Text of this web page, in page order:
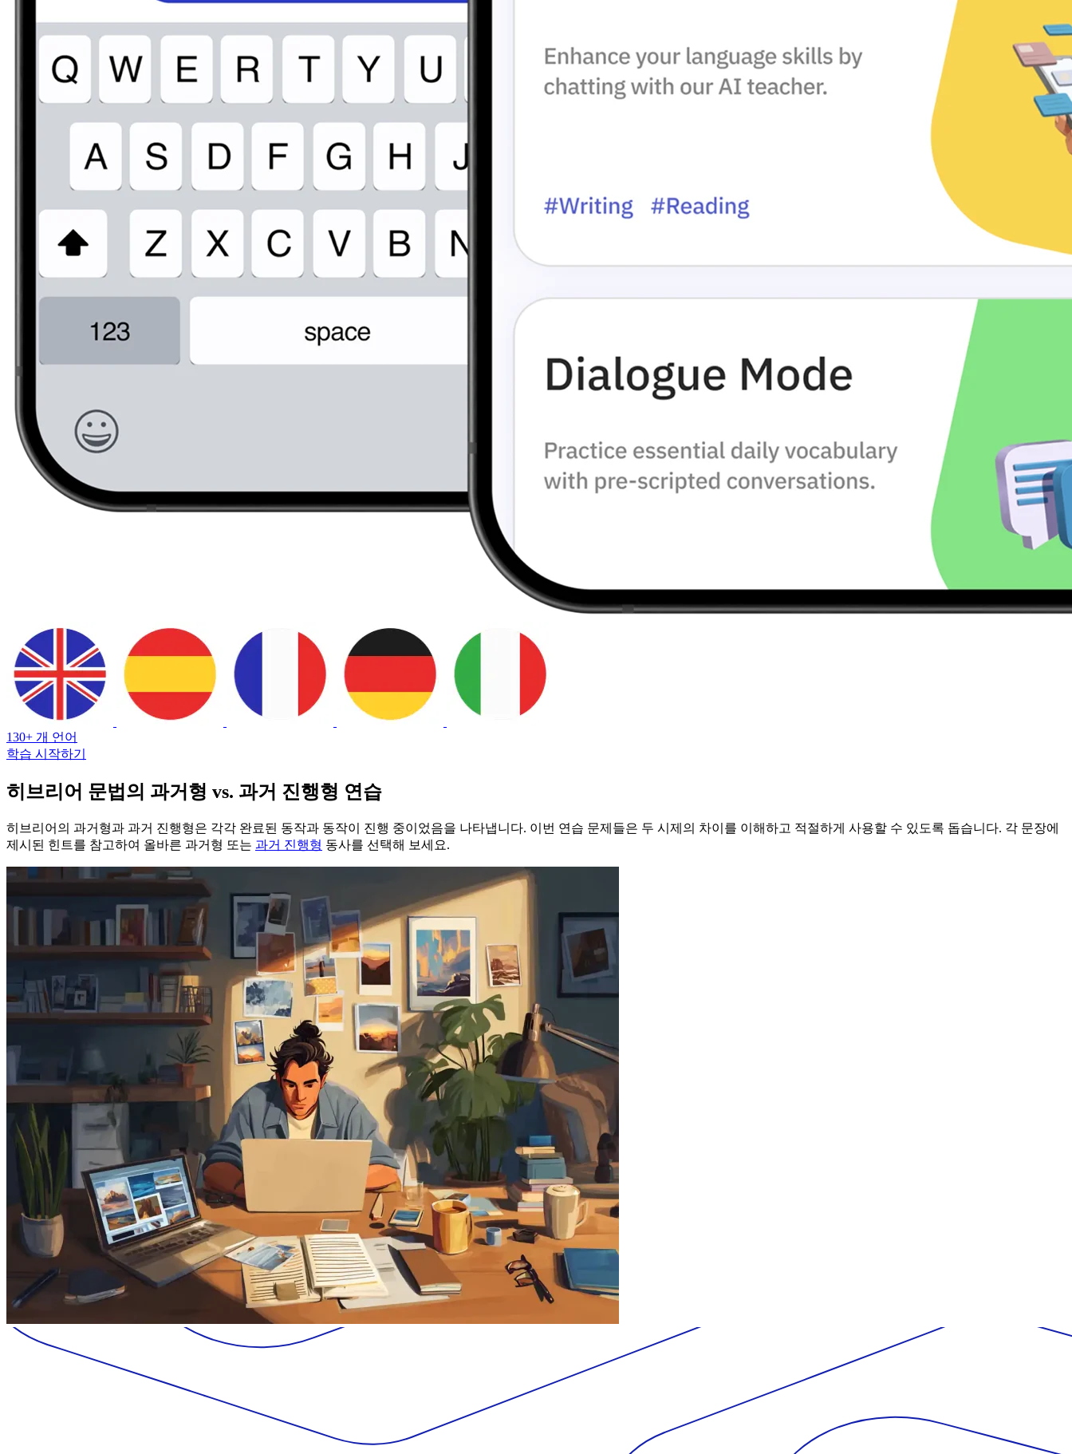
130+ 개 언어
학습 시작하기
히브리어 문법의 과거형 vs. 과거 진행형 연습
히브리어의 과거형과 과거 진행형은 각각 완료된 동작과 동작이 진행 중이었음을 나타냅니다. 이번 연습 문제들은 두 시제의 차이를 이해하고 적절하게 사용할 수 있도록 돕습니다. 각 문장에
제시된 힌트를 참고하여 올바른 과거형 또는 과거 진행형 동사를 선택해 보세요.